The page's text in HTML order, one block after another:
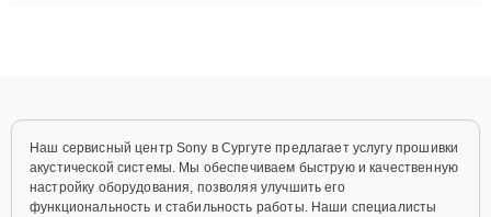
Наш сервисный центр Sony в Сургуте предлагает услугу прошивки
акустической системы. Мы обеспечиваем быструю и качественную
настройку оборудования, позволяя улучшить его
функциональность и стабильность работы. Наши специалисты